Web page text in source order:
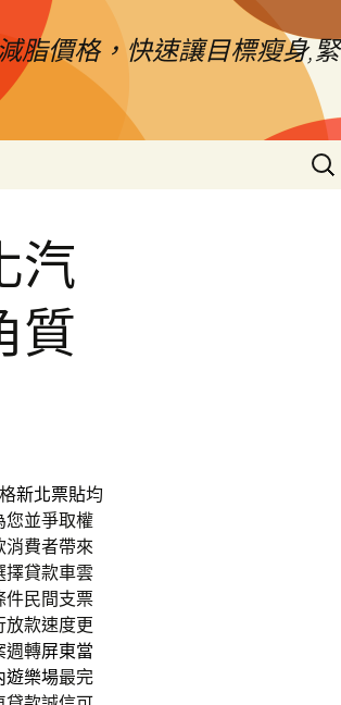
脂價格，快速讓目標瘦身,緊
搜
尋
汽
質
新北票貼均
您並爭取權
消費者帶來
擇貸款車雲
件民間支票
放款速度更
週轉屏東當
遊樂場最完